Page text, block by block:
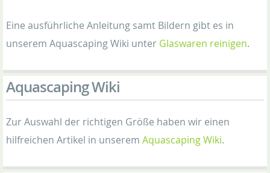
Eine ausführliche Anleitung samt Bildern gibt es in
unserem Aquascaping Wiki unter Glaswaren reinigen.
Aquascaping Wiki
Zur Auswahl der richtigen Größe haben wir einen
hilfreichen Artikel in unserem Aquascaping Wiki.